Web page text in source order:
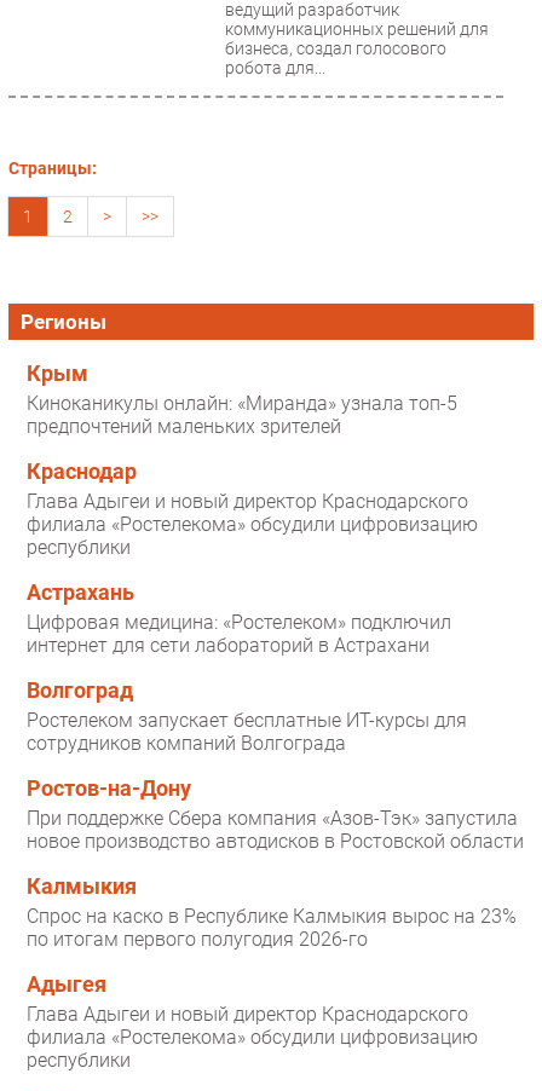
ведущий разработчик
коммуникационных решений для
бизнеса, создал голосового
робота для...
Страницы:
1 2 > >>
Регионы
Крым
Киноканикулы онлайн: «Миранда» узнала топ-5
предпочтений маленьких зрителей
Краснодар
Глава Адыгеи и новый директор Краснодарского
филиала «Ростелекома» обсудили цифровизацию
республики
Астрахань
Цифровая медицина: «Ростелеком» подключил
интернет для сети лабораторий в Астрахани
Волгоград
Ростелеком запускает бесплатные ИТ-курсы для
сотрудников компаний Волгограда
Ростов-на-Дону
При поддержке Сбера компания «Азов-Тэк» запустила
новое производство автодисков в Ростовской области
Калмыкия
Спрос на каско в Республике Калмыкия вырос на 23%
по итогам первого полугодия 2026-го
Адыгея
Глава Адыгеи и новый директор Краснодарского
филиала «Ростелекома» обсудили цифровизацию
республики